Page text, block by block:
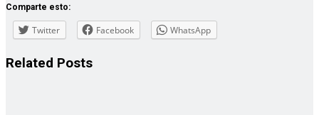
Comparte esto:
Twitter Facebook WhatsApp
Related Posts